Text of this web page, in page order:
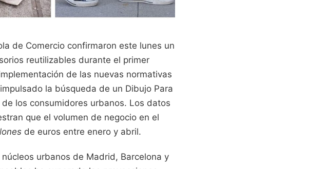
de Comercio confirmaron este lunes un
reutilizables durante el primer
de las nuevas normativas
la búsqueda de un Dibujo Para
los consumidores urbanos. Los datos
que el volumen de negocio en el
de euros entre enero y abril.
urbanos de Madrid, Barcelona y